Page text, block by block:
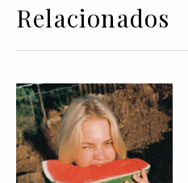
Relacionados